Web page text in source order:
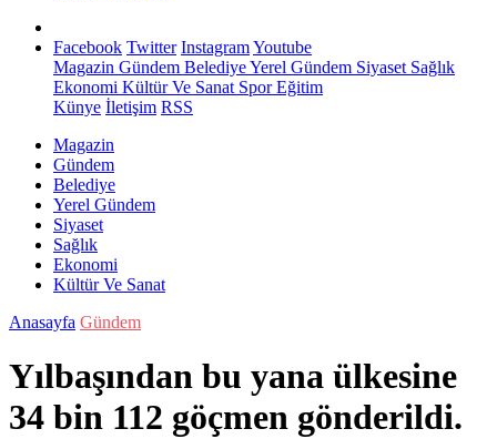
Facebook Twitter InstagramYoutube
Magazin Gündem BelediyeYerel Gündem Siyaset Sağlık
Ekonomi Kültür Ve Sanat SporEğitim
Künye İletişim RSS
Magazin
Gündem
Belediye
Yerel Gündem
Siyaset
Sağlık
Ekonomi
Kültür Ve Sanat
Anasayfa Gündem
Yılbaşından bu yana ülkesine
34 bin 112 göçmen gönderildi.